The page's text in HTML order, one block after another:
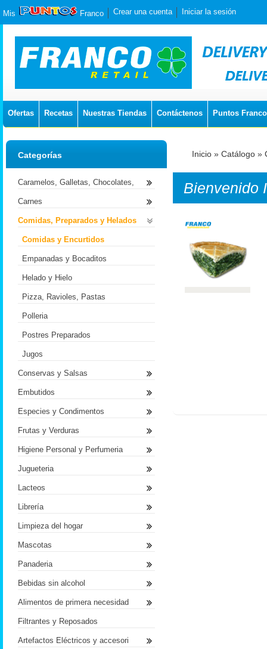
Mis Franco Crear una cuenta Iniciar la sesión
Ofertas Recetas Nuestras Tiendas Contáctenos Puntos Franco
Inicio » Catálogo »
Bienvenido
Categorías
Caramelos, Galletas, Chocolates,
Carnes
Comidas, Preparados y Helados
Comidas y Encurtidos
Empanadas y Bocaditos
Helado y Hielo
Pizza, Ravioles, Pastas
Polleria
Postres Preparados
Jugos
Conservas y Salsas
Embutidos
Especies y Condimentos
Frutas y Verduras
Higiene Personal y Perfumeria
Jugueteria
Lacteos
Librería
Limpieza del hogar
Mascotas
Panaderia
Bebidas sin alcohol
Alimentos de primera necesidad
Filtrantes y Reposados
Artefactos Eléctricos y accesori